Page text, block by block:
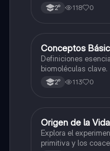
2° 118 0
CBiología
Conceptos
Definiciones
biomoléculas clave.
2° 113 0
OBiología
Origen de la
Explora el
primitiva y los